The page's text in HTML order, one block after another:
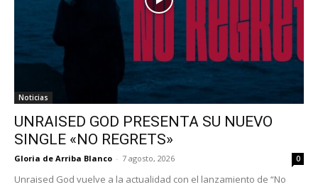
Noticias
UNRAISED GOD PRESENTA SU NUEVO
SINGLE «NO REGRETS»
Gloria de Arriba Blanco - 7 agosto, 2026 0
Unraised God vuelve a la actualidad con el lanzamiento de “No